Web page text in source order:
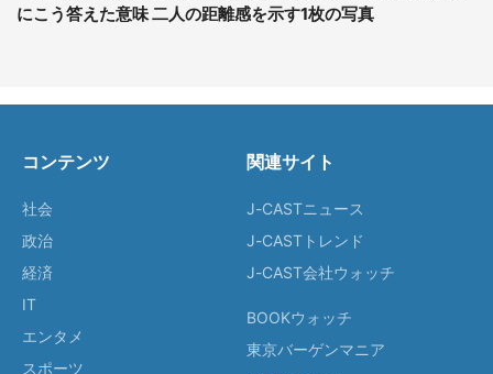
にこう答えた意味 二人の距離感を示す1枚の写真
コンテンツ
社会
政治
経済
IT
エンタメ
スポーツ
関連サイト
J-CASTニュース
J-CASTトレンド
J-CAST会社ウォッチ
BOOKウォッチ
東京バーゲンマニア